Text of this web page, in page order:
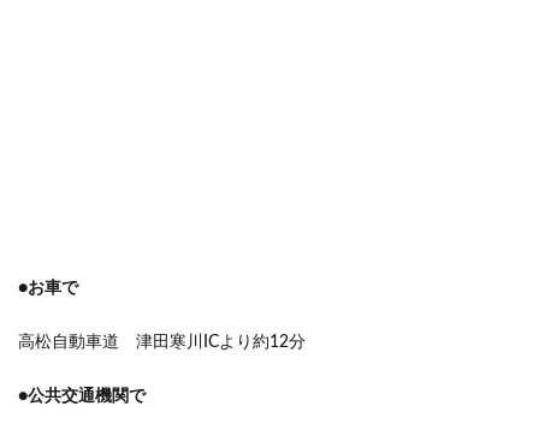
●お車で
高松自動車道 津田寒川ICより約12分
●公共交通機関で